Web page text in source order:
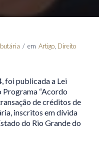
/ em Artigo, Direito
foi publicada a Lei
Programa “Acordo
de créditos de
inscritos em dívida
do Rio Grande do